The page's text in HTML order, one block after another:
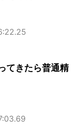
てきたら普通精